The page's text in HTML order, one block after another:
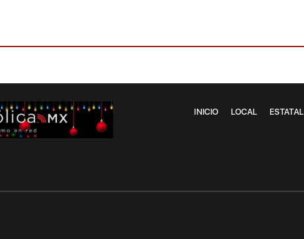
INICIO LOCAL ESTATAL